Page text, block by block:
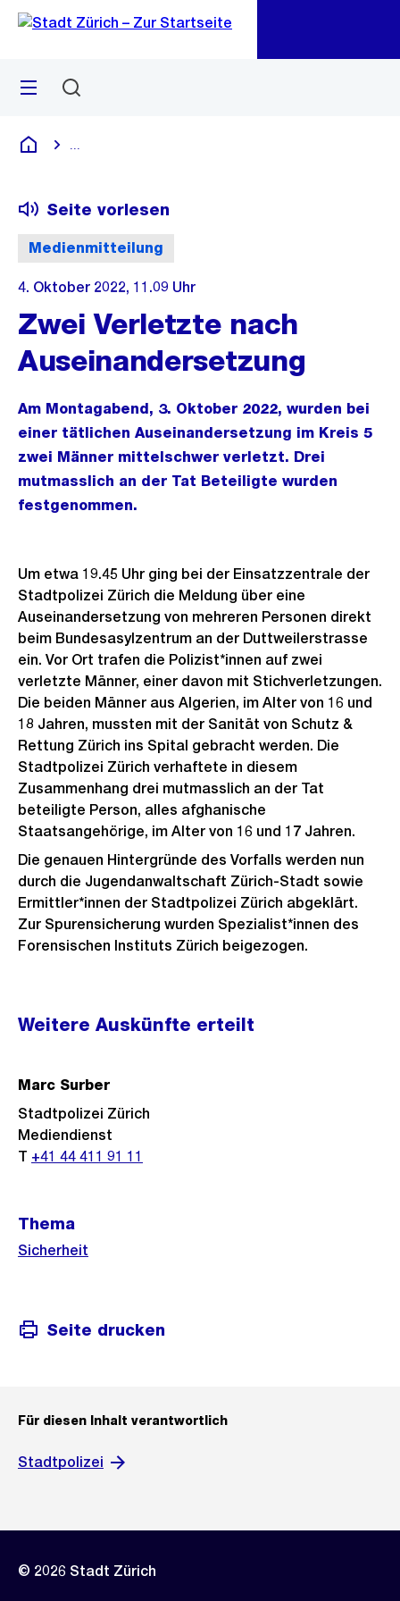
Navigation
Sprunglink
Menü
Deutsch
Medienmitteilung
Seite vorlesen
4. Oktober 2022, 11.09 Uhr
Zwei Verletzte nach
Auseinandersetzung
Am Montagabend, 3. Oktober 2022, wurden bei
einer tätlichen Auseinandersetzung im Kreis 5
zwei Männer mittelschwer verletzt. Drei
mutmasslich an der Tat Beteiligte wurden
festgenommen.
Um etwa 19.45 Uhr ging bei der Einsatzzentrale der
Stadtpolizei Zürich die Meldung über eine
Auseinandersetzung von mehreren Personen direkt
beim Bundesasylzentrum an der Duttweilerstrasse
ein. Vor Ort trafen die Polizist*innen auf zwei
verletzte Männer, einer davon mit Stichverletzungen.
Die beiden Männer aus Algerien, im Alter von 16 und
18 Jahren, mussten mit der Sanität von Schutz &
Rettung Zürich ins Spital gebracht werden. Die
Stadtpolizei Zürich verhaftete in diesem
Zusammenhang drei mutmasslich an der Tat
beteiligte Person, alles afghanische
Staatsangehörige, im Alter von 16 und 17 Jahren.
Die genauen Hintergründe des Vorfalls werden nun
durch die Jugendanwaltschaft Zürich-Stadt sowie
Ermittler*innen der Stadtpolizei Zürich abgeklärt.
Zur Spurensicherung wurden Spezialist*innen des
Forensischen Instituts Zürich beigezogen.
Weitere
Informationen
Weitere Auskünfte erteilt
Marc Surber
Stadtpolizei Zürich
Mediendienst
T +41 44 411 91 11
Thema
Sicherheit
Seite drucken
Für diesen Inhalt verantwortlich
Stadtpolizei
© 2026 Stadt Zürich